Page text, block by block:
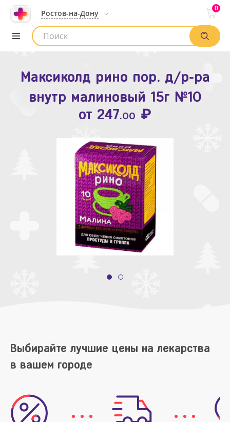
Ростов-на-Дону
0
Список аптек
Максиколд рино пор. д/р-ра
внутр малиновый 15г №10
от 247.00 ₽
Зодак таб. п.п.о. 10мг №10
от109.80 ₽
Выбирайте лучшие цены на лекарства
в вашем городе